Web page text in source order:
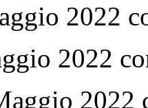
2022
2022
2022